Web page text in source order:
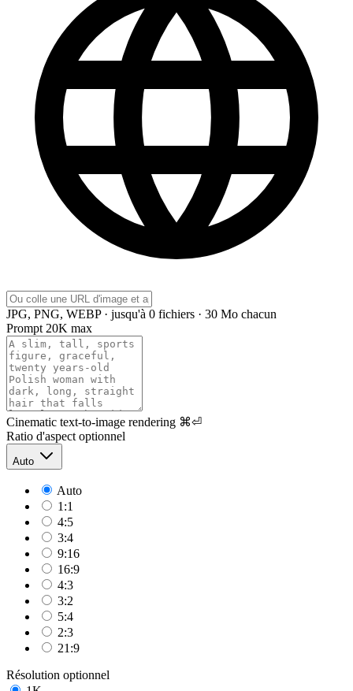
JPG, PNG, WEBP · jusqu'à 0 fichiers · 30 Mo chacun
Prompt 20K max
Cinematic text-to-image rendering ⌘⏎
Ratio d'aspect optionnel
Auto
Auto
1:1
4:5
3:4
9:16
16:9
4:3
3:2
5:4
2:3
21:9
Résolution optionnel